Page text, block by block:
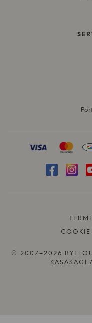
COOKIE
© 2007–2026
KASASAGI